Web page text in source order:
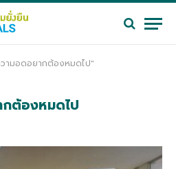
วามอดอยากต้องหมดไป"
กต้องหมดไป